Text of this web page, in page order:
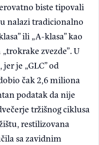
biste tipovali
nalazi tradicionalno
ili „A-klasa” kao
zvezde”. U
je „GLC” od
čak 2,6 miliona
podatak da nije
tržišnog ciklusa
restilizovana
sa zavidnim